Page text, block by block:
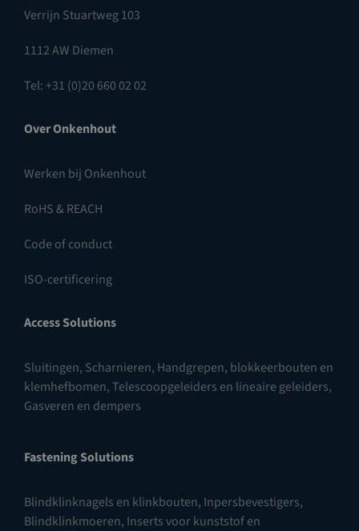
Verrijn Stuartweg 103
1112 AW Diemen
Tel: +31 (0)20 660 02 02
Over Onkenhout
Werken bij Onkenhout
RoHS & REACH
Code of conduct
ISO-certificering
Access Solutions
Sluitingen, Scharnieren, Handgrepen, blokkeerbouten en
klemhefbomen,Telescoopgeleiders en lineaire geleiders,
Gasveren en dempers
Fastening Solutions
Blindklinknagels en klinkbouten, Inpersbevestigers,
Blindklinkmoeren, Inserts voor kunststof en